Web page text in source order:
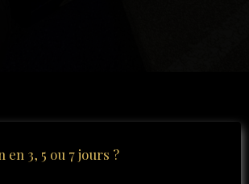
en 3, 5 ou 7 jours ?